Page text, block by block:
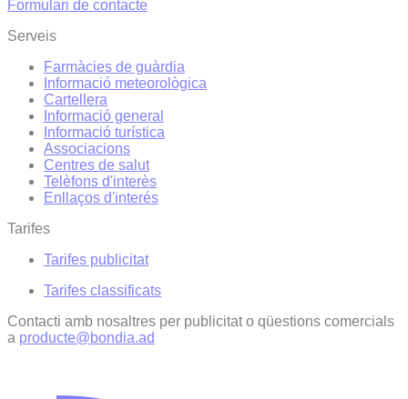
Formulari de contacte
Serveis
Farmàcies de guàrdia
Informació meteorològica
Cartellera
Informació general
Informació turística
Associacions
Centres de salut
Telèfons d'interès
Enllaços d'interés
Tarifes
Tarifes publicitat
Tarifes classificats
Contacti amb nosaltres per publicitat o qüestions comercials
a producte@bondia.ad